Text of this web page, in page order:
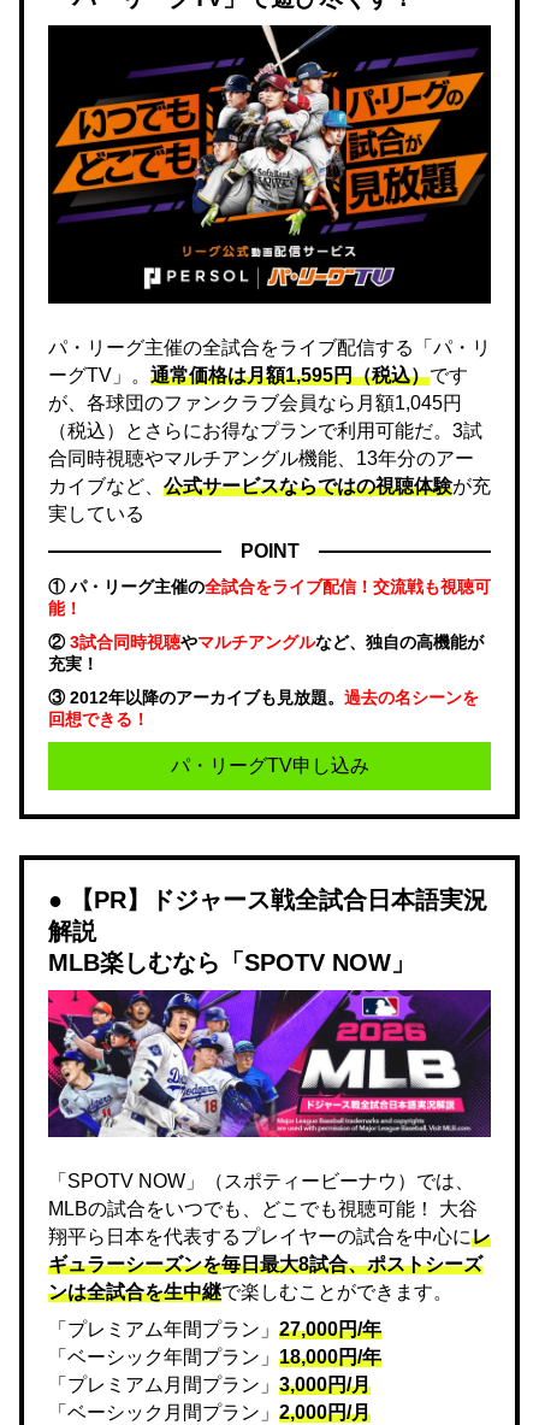
パ・リーグ主催の全試合をライブ配信する「パ・リ
ーグTV」。 通常価格は月額1,595円（税込）です
が、各球団のファンクラブ会員なら月額1,045円
（税込）とさらにお得なプランで利用可能だ。3試
合同時視聴やマルチアングル機能、13年分のアー
カイブなど、 公式サービスならではの視聴体験が充
実している
POINT
① パ・リーグ主催の全試合をライブ配信！交流戦も視聴可
能！
②3試合同時視聴やマルチアングルなど、独自の高機能が
充実！
③ 2012年以降のアーカイブも見放題。 過去の名シーンを
回想できる！
パ・リーグTV申し込み
【PR】ドジャース戦全試合日本語実況
解説
MLB楽しむなら「SPOTV NOW」
「SPOTV NOW」（スポティービーナウ）では、
MLBの試合をいつでも、どこでも視聴可能！ 大谷
翔平ら日本を代表するプレイヤーの試合を中心にレ
ギュラーシーズンを毎日最大8試合、ポストシーズ
ンは全試合を生中継で楽しむことができます。
「プレミアム年間プラン」 27,000円/年
「ベーシック年間プラン」 18,000円/年
「プレミアム月間プラン」 3,000円/月
「ベーシック月間プラン」 2,000円/月